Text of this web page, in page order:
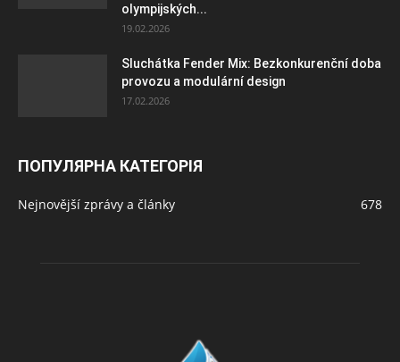
olympijských...
19.02.2026
Sluchátka Fender Mix: Bezkonkurenční doba
provozu a modulární design
17.02.2026
ПОПУЛЯРНА КАТЕГОРІЯ
Nejnovější zprávy a články 678